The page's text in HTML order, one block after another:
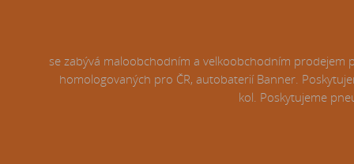
se zabývá maloobchodním a velkoobchodním prodejem
homologovaných pro ČR, autobaterií Banner.
kol. Poskytujeme